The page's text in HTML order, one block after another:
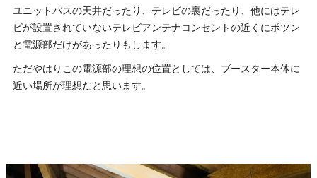
ユニットバスの天井だったり、テレビの裏だったり、他にはテレ
ビが設置されていないテレビアンテナコンセントの近くにポツン
と電源部だけがあったりもします。
ただやはりこの電源部の理想の位置としては、ブースター本体に
近い場所が理想だと思います。